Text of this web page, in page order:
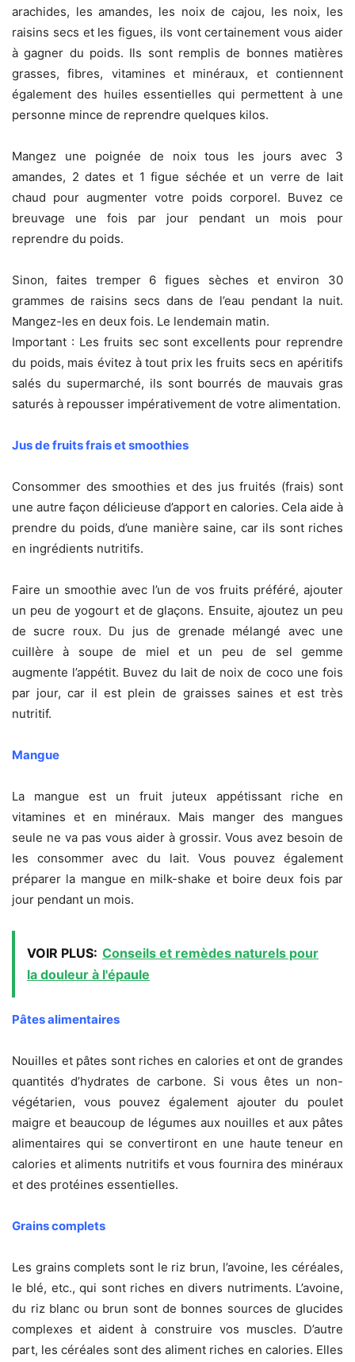
arachides, les amandes, les noix de cajou, les noix, les
raisins secs et les figues, ils vont certainement vous aider
à gagner du poids. Ils sont remplis de bonnes matières
grasses, fibres, vitamines et minéraux, et contiennent
également des huiles essentielles qui permettent à une
personne mince de reprendre quelques kilos.
Mangez une poignée de noix tous les jours avec 3
amandes, 2 dates et 1 figue séchée et un verre de lait
chaud pour augmenter votre poids corporel. Buvez ce
breuvage une fois par jour pendant un mois pour
reprendre du poids.
Sinon, faites tremper 6 figues sèches et environ 30
grammes de raisins secs dans de l’eau pendant la nuit.
Mangez-les en deux fois. Le lendemain matin.
Important : Les fruits sec sont excellents pour reprendre
du poids, mais évitez à tout prix les fruits secs en apéritifs
salés du supermarché, ils sont bourrés de mauvais gras
saturés à repousser impérativement de votre alimentation.
Jus de fruits frais et smoothies
Consommer des smoothies et des jus fruités (frais) sont
une autre façon délicieuse d’apport en calories. Cela aide à
prendre du poids, d’une manière saine, car ils sont riches
en ingrédients nutritifs.
Faire un smoothie avec l’un de vos fruits préféré, ajouter
un peu de yogourt et de glaçons. Ensuite, ajoutez un peu
de sucre roux. Du jus de grenade mélangé avec une
cuillère à soupe de miel et un peu de sel gemme
augmente l’appétit. Buvez du lait de noix de coco une fois
par jour, car il est plein de graisses saines et est très
nutritif.
Mangue
La mangue est un fruit juteux appétissant riche en
vitamines et en minéraux. Mais manger des mangues
seule ne va pas vous aider à grossir. Vous avez besoin de
les consommer avec du lait. Vous pouvez également
préparer la mangue en milk-shake et boire deux fois par
jour pendant un mois.
VOIR PLUS: Conseils et remèdes naturels pour
la douleur à l'épaule
Pâtes alimentaires
Nouilles et pâtes sont riches en calories et ont de grandes
quantités d’hydrates de carbone. Si vous êtes un non-
végétarien, vous pouvez également ajouter du poulet
maigre et beaucoup de légumes aux nouilles et aux pâtes
alimentaires qui se convertiront en une haute teneur en
calories et aliments nutritifs et vous fournira des minéraux
et des protéines essentielles.
Grains complets
Les grains complets sont le riz brun, l’avoine, les céréales,
le blé, etc., qui sont riches en divers nutriments. L’avoine,
du riz blanc ou brun sont de bonnes sources de glucides
complexes et aident à construire vos muscles. D’autre
part, les céréales sont des aliment riches en calories. Elles